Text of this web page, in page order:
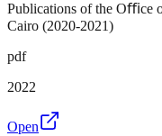
Publications of the Oﬃce
Cairo (2020-2021)
pdf
2022
Open